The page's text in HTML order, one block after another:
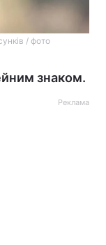
/ фото
знаком.
Реклама